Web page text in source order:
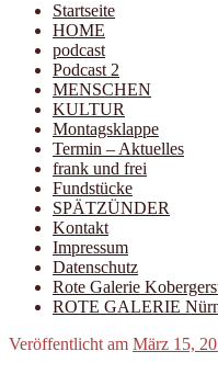
Startseite
HOME
podcast
Podcast 2
MENSCHEN
KULTUR
Montagsklappe
Termin – Aktuelles
frank und frei
Fundstücke
SPÄTZÜNDER
Kontakt
Impressum
Datenschutz
Rote Galerie
ROTE GALERIE
Veröffentlicht am März 15,